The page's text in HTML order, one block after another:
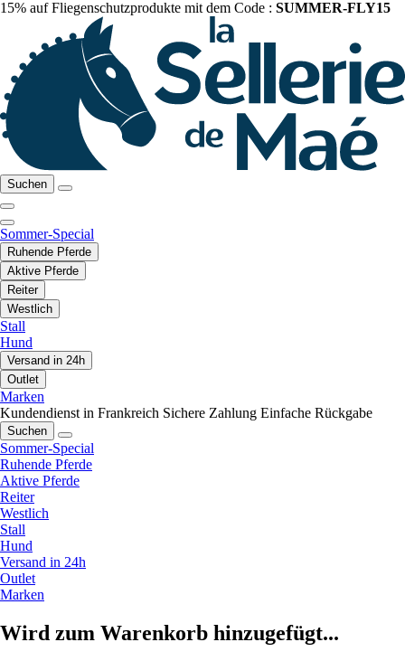
15% auf Fliegenschutzprodukte mit dem Code : SUMMER-FLY15
Suchen
Sommer-Special
Ruhende Pferde
Aktive Pferde
Reiter
Westlich
Stall
Hund
Versand in 24h
Outlet
Marken
Kundendienst in Frankreich Sichere Zahlung Einfache Rückgabe
Suchen
Sommer-Special
Ruhende Pferde
Aktive Pferde
Reiter
Westlich
Stall
Hund
Versand in 24h
Outlet
Marken
Wird zum Warenkorb hinzugefügt...